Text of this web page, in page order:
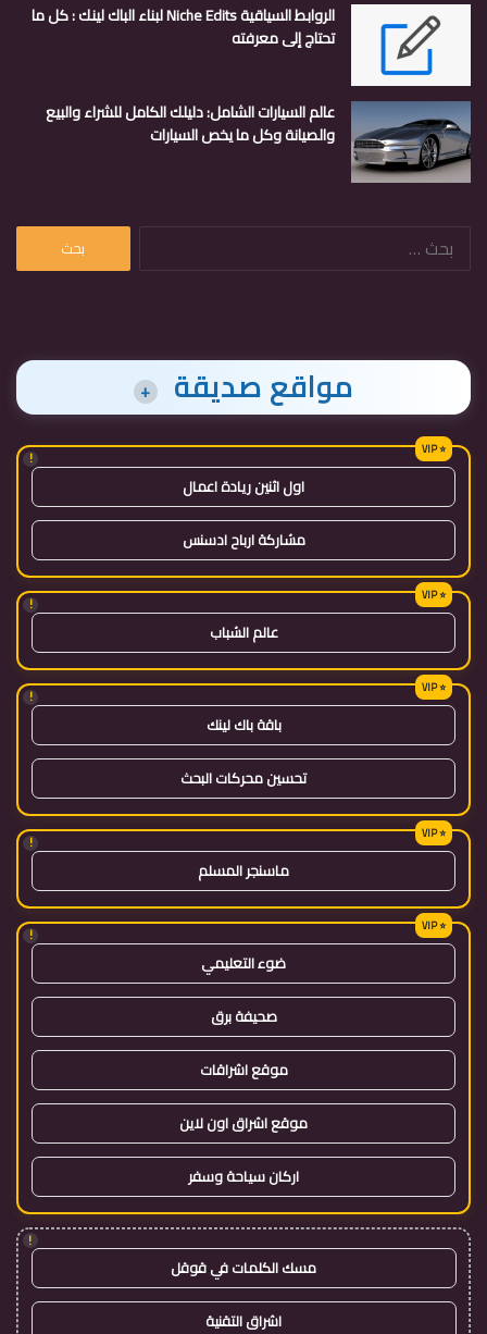
الروابط السياقية Niche Edits لبناء الباك لينك : كل ما
تحتاج إلى معرفته
عالم السيارات الشامل: دليلك الكامل للشراء والبيع
والصيانة وكل ما يخص السيارات
البحث
مواقع صديقة +
!
اول اثنين ريادة اعمال
مشاركة ارباح ادسنس
!
عالم الشباب
!
باقة باك لينك
تحسين محركات البحث
!
ماسنجر المسلم
!
ضوء التعليمي
صحيفة برق
موقع اشراقات
موقع اشراق اون لاين
اركان سياحة وسفر
!
مسك الكلمات في قوقل
اشراق التقنية